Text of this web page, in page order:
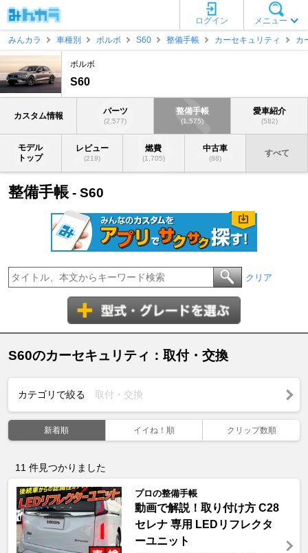
メニュー
ログイン
みんカラ
車種別 ボルボ S60 整備手帳 カーセキュリティ カ
ボルボ
S60
カスタム情報 パーツ
(2,577)
整備手帳
(1,575)
愛車紹介
(582)
モデル
トップ
レビュー
(219)
燃費
(1,705)
中古車
(88)
すべて
整備手帳 - S60
クリア
S60のカーセキュリティ：取付・交換
カテゴリで絞る 取付・交換
新着順 イイね！順 クリップ数順
11 件見つかりました
プロの整備手帳
動画で解説！取り付け方 C28
セレナ 専用 LEDリフレクタ
ーユニット